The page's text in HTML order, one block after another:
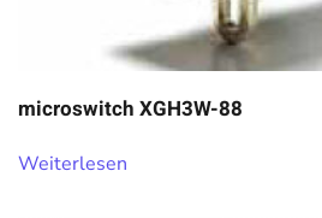
microswitch XGH3W-88
Weiterlesen